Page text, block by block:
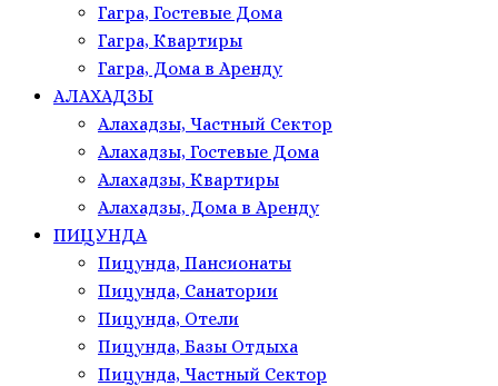
Гагра, Гостевые Дома
Гагра, Квартиры
Гагра, Дома в Аренду
АЛАХАДЗЫ
Алахадзы, Частный Сектор
Алахадзы, Гостевые Дома
Алахадзы, Квартиры
Алахадзы, Дома в Аренду
ПИЦУНДА
Пицунда, Пансионаты
Пицунда, Санатории
Пицунда, Отели
Пицунда, Базы Отдыха
Пицунда, Частный Сектор